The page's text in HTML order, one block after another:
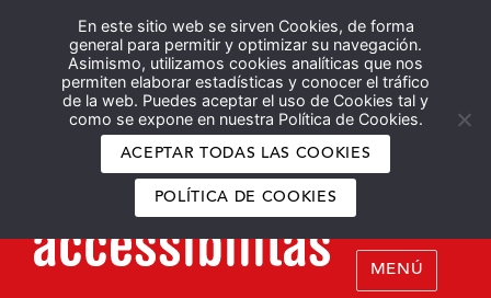
En este sitio web se sirven Cookies, de forma
general para permitir y optimizar su navegación.
Asimismo, utilizamos cookies analíticas que nos
permiten elaborar estadísticas y conocer el tráfico
de la web. Puedes aceptar el uso de Cookies tal y
como se expone en nuestra Política de Cookies.
ACEPTAR TODAS LAS COOKIES
POLÍTICA DE COOKIES
Español English
MENÚ